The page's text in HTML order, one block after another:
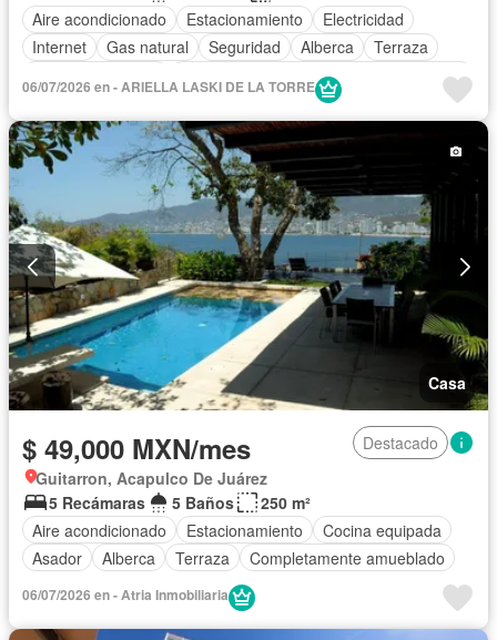
Aire acondicionado
Estacionamiento
Electricidad
Internet
Gas natural Seguridad Alberca
Terraza
Acceso para personas con discapacidad
Cocina integral
Cisterna
Jardín
Cocina equipada Zona infantil
Jacuzzi
Agua Televisión por cable
Cancha de tenis
Vista panorámica
Recámara con closet
Caseta de vigilancia
Wifi Sauna
Permite niños
Completamente amueblado
06/07/2026 en - ARIELLA LASKI DE LA TORRE
Casa
$ 49,000 MXN/mes
Destacado
Guitarron, Acapulco De Juárez
5 Recámaras
5 Baños
250 m²
Aire acondicionado
Estacionamiento
Cocina equipada
Asador
Alberca Terraza Completamente amueblado
06/07/2026 en - Atria Inmobiliaria